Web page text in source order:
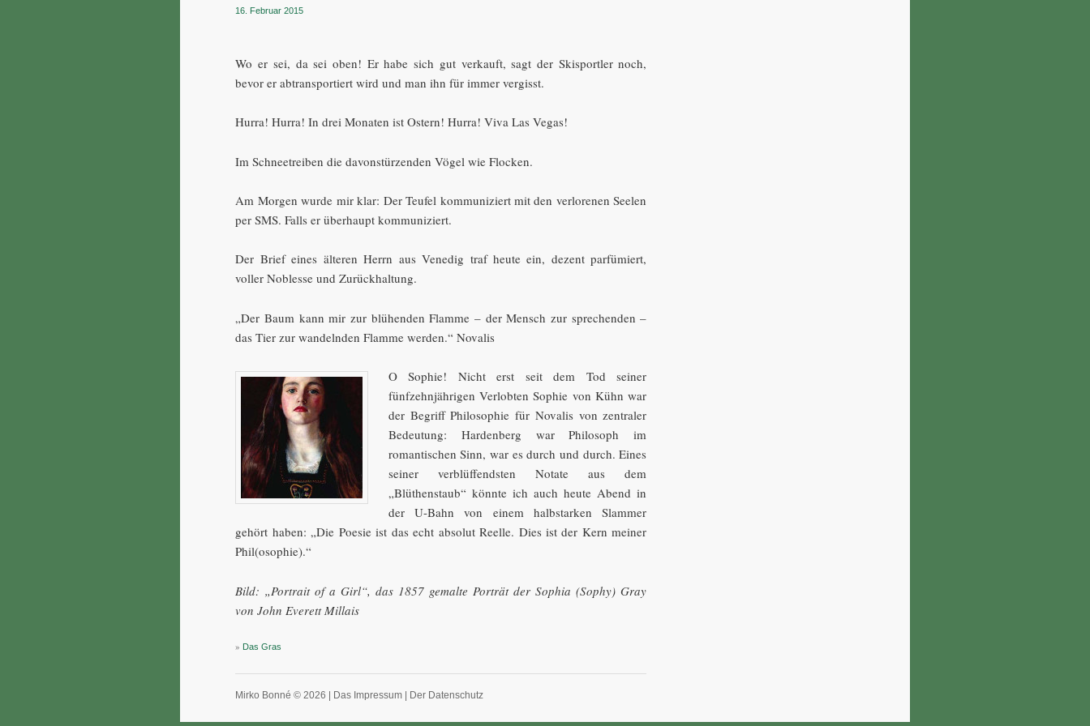
16. Februar 2015
Wo er sei, da sei oben! Er habe sich gut verkauft, sagt der Skisportler noch,
bevor er abtransportiert wird und man ihn für immer vergisst.
Hurra! Hurra! In drei Monaten ist Ostern! Hurra! Viva Las Vegas!
Im Schneetreiben die davonstürzenden Vögel wie Flocken.
Am Morgen wurde mir klar: Der Teufel kommuniziert mit den verlorenen Seelen
per SMS. Falls er überhaupt kommuniziert.
Der Brief eines älteren Herrn aus Venedig traf heute ein, dezent parfümiert,
voller Noblesse und Zurückhaltung.
„Der Baum kann mir zur blühenden Flamme – der Mensch zur sprechenden –
das Tier zur wandelnden Flamme werden.“ Novalis
O Sophie! Nicht erst seit dem Tod seiner
fünfzehnjährigen Verlobten Sophie von Kühn war
der Begriff Philosophie für Novalis von zentraler
Bedeutung: Hardenberg war Philosoph im
romantischen Sinn, war es durch und durch. Eines
seiner verblüffendsten Notate aus dem
„Blüthenstaub“ könnte ich auch heute Abend in
der U-Bahn von einem halbstarken Slammer
gehört haben: „Die Poesie ist das echt absolut Reelle. Dies ist der Kern meiner
Phil(osophie).“
Bild: „Portrait of a Girl“, das 1857 gemalte Porträt der Sophia (Sophy) Gray
von John Everett Millais
» Das Gras
Mirko Bonné © 2026 | Das Impressum | Der Datenschutz